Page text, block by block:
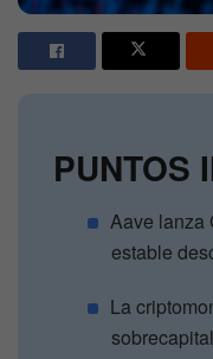
PUNTOS
Aave lanza
estable
La